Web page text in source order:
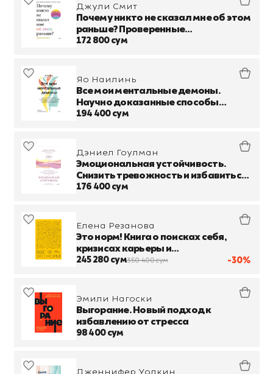
Джули Смит
Почему никто не сказал мне об этом
раньше? Проверенные
психологические инструменты на
172 800 сум
Яо Наилинь
Все мои ментальные демоны.
Научно доказанные способы
борьбы с депрессией, бессонницей,
194 400 сум
Дэниел Гоулман
Эмоциональная устойчивость.
Снизить тревожность и избавиться
от навязчивых мыслей с помощью
176 400 сум
-30%
Елена Резанова
Это норм! Книга о поисках себя,
кризисах карьеры и
самоопределении
245 280 сум350 400 сум
Эмили Нагоски
Выгорание. Новый подход к
избавлению от стресса
98 400 сум
Дженнифер Уолкин